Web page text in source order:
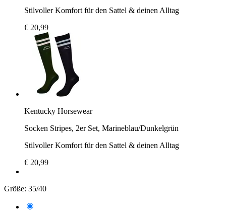
Stilvoller Komfort für den Sattel & deinen Alltag
€ 20,99
Kentucky Horsewear
Socken Stripes, 2er Set, Marineblau/Dunkelgrün
Stilvoller Komfort für den Sattel & deinen Alltag
€ 20,99
Größe: 35/40